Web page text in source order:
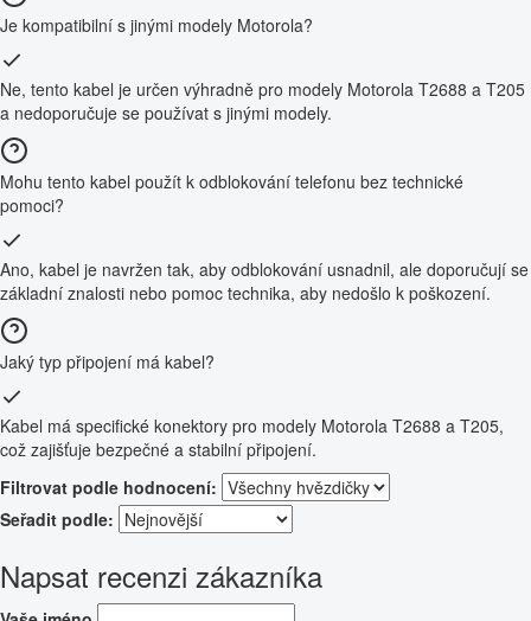
Je kompatibilní s jinými modely Motorola?
Ne, tento kabel je určen výhradně pro modely Motorola T2688 a T205
a nedoporučuje se používat s jinými modely.
Mohu tento kabel použít k odblokování telefonu bez technické
pomoci?
Ano, kabel je navržen tak, aby odblokování usnadnil, ale doporučují se
základní znalosti nebo pomoc technika, aby nedošlo k poškození.
Jaký typ připojení má kabel?
Kabel má specifické konektory pro modely Motorola T2688 a T205,
což zajišťuje bezpečné a stabilní připojení.
Filtrovat podle hodnocení:
Seřadit podle:
Napsat recenzi zákazníka